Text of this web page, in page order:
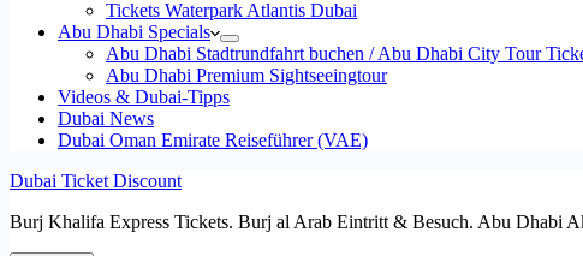
Tickets Waterpark Atlantis Dubai
Abu Dhabi Specials
Abu Dhabi Stadtrundfahrt buchen / Abu Dhabi City Tour
Abu Dhabi Premium Sightseeingtour
Videos & Dubai-Tipps
Dubai News
Dubai Oman Emirate Reiseführer (VAE)
Dubai Ticket Discount
Burj Khalifa Express Tickets. Burj al Arab Eintritt & Besuch. Abu Dhabi